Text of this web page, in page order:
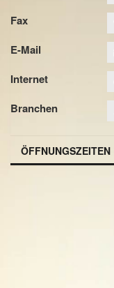
Fax
E-Mail
Internet
Branchen
ÖFFNUNGSZEITEN